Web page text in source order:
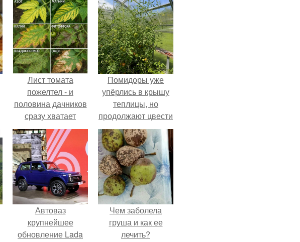
Лист томата
пожелтел - и
половина дачников
сразу хватает
удобрение.
Помидоры уже
упёрлись в крышу
теплицы, но
продолжают цвести
как сумасшедшие?
Автоваз
крупнейшее
обновление Lada
Чем заболела
груша и как ее
лечить?